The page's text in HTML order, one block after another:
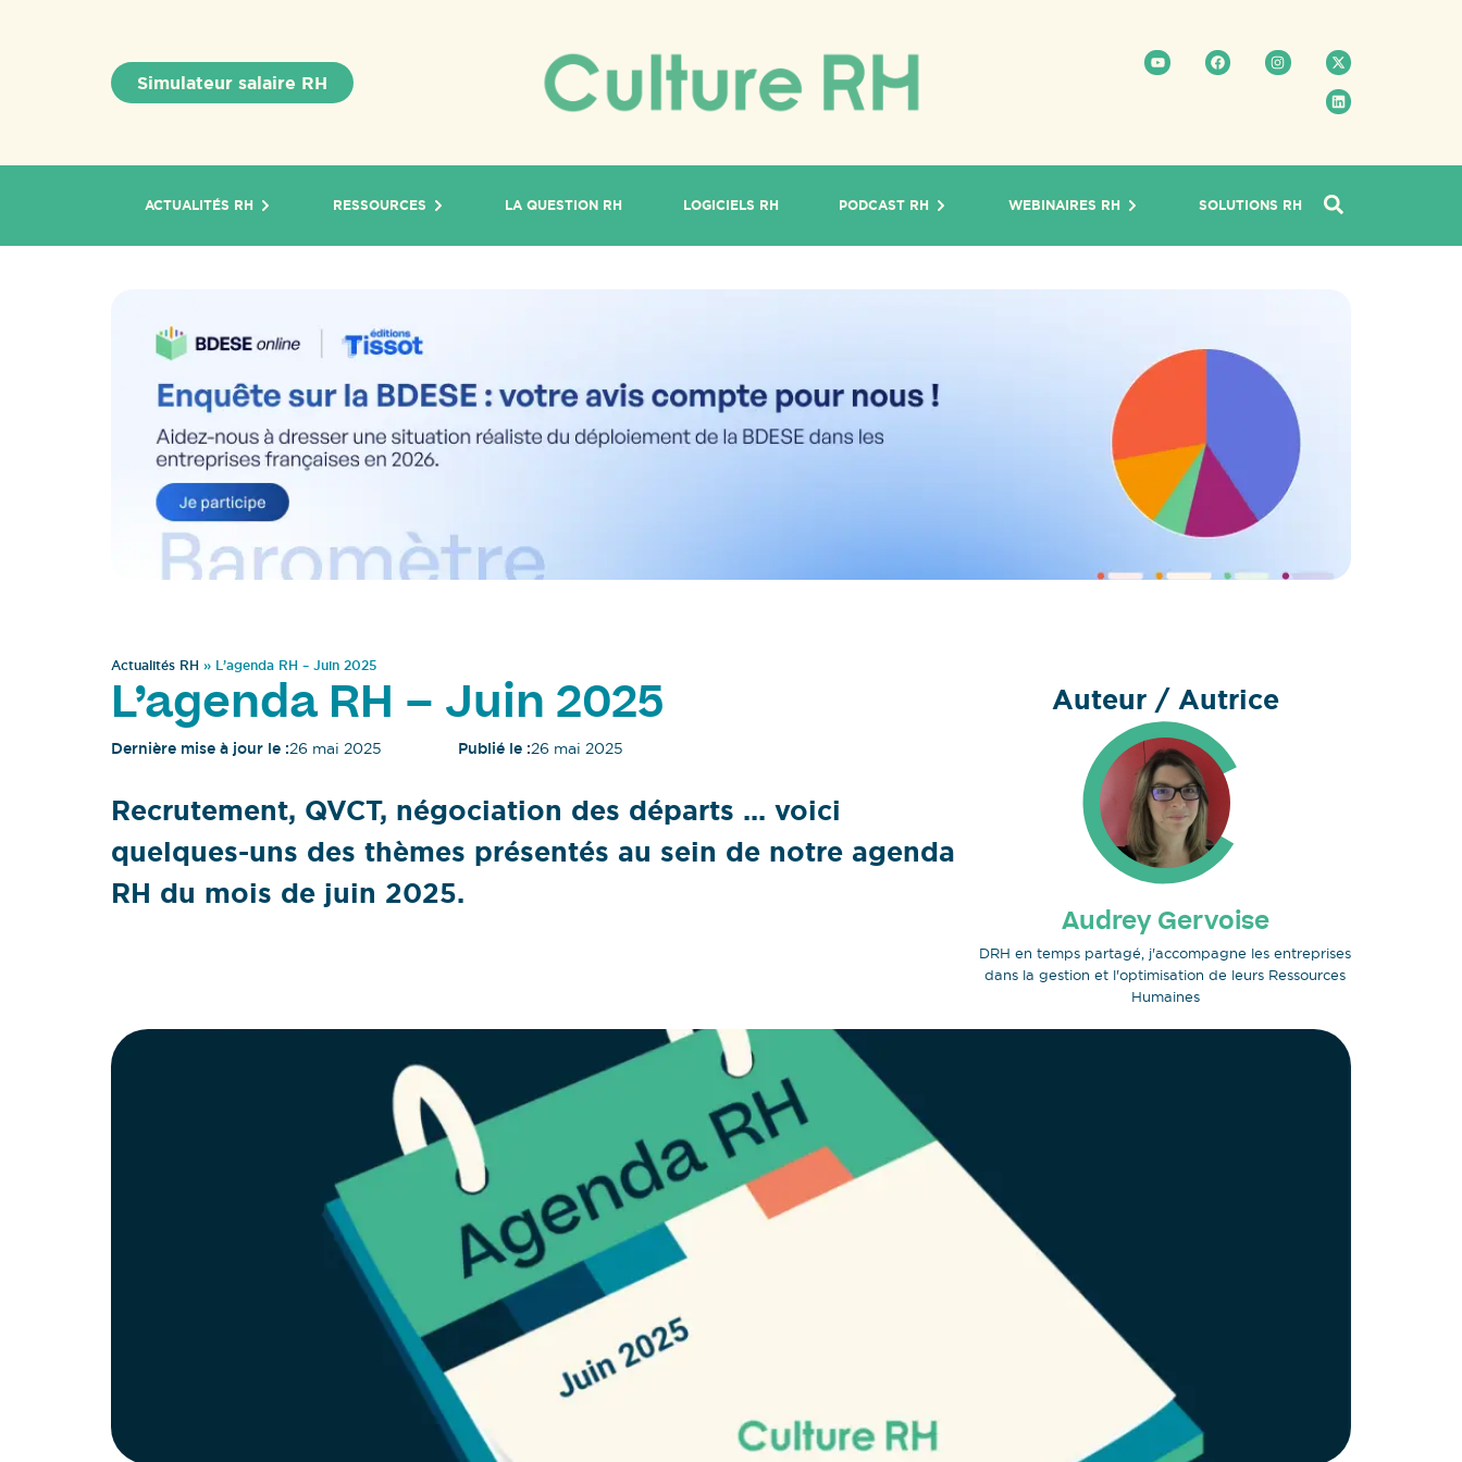
Simulateur salaire RH
ACTUALITÉS RH RESSOURCES LA QUESTION RH LOGICIELS RH PODCAST RH WEBINAIRES RH SOLUTIONS RH
Actualités RH » L’agenda RH – Juin 2025
L’agenda RH – Juin 2025
Dernière mise à jour le :26 mai 2025 Publié le :26 mai 2025
Recrutement, QVCT, négociation des départs ... voici
quelques-uns des thèmes présentés au sein de notre agenda
RH du mois de juin 2025.
Auteur / Autrice
Audrey Gervoise
DRH en temps partagé, j'accompagne les entreprises
dans la gestion et l'optimisation de leurs Ressources
Humaines